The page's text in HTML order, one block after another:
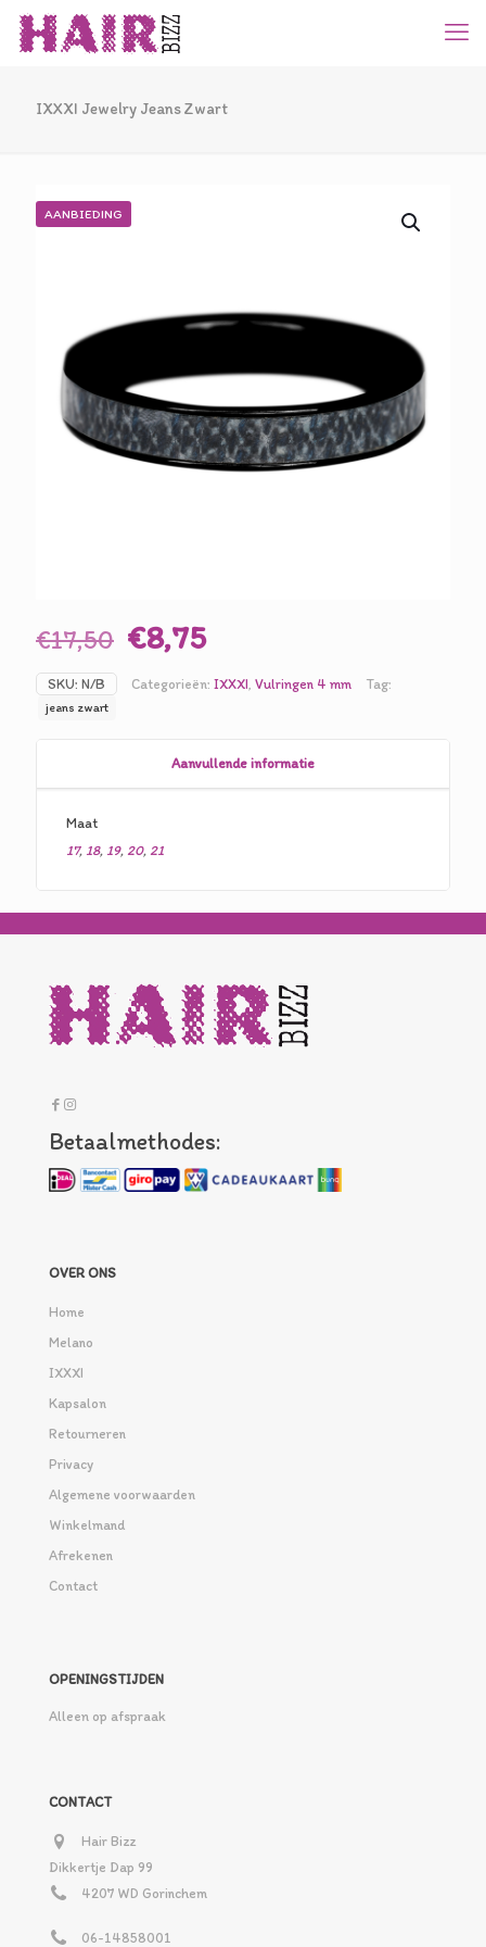
IXXXI Jewelry Jeans Zwart
AANBIEDING
€17,50 Oorspronkelijke
prijs
was:
€8,75Huidige
prijs
is:
SKU: N/B Categorieën: IXXXI, Vulringen 4 mm Tag:
jeans zwart
Aanvullende informatie
Maat
17, 18, 19, 20, 21
Betaalmethodes:
OVER ONS
Home
Melano
IXXXI
Kapsalon
Retourneren
Privacy
Algemene voorwaarden
Winkelmand
Afrekenen
Contact
OPENINGSTIJDEN
Alleen op afspraak
CONTACT
Hair Bizz
Dikkertje Dap 99
4207 WD Gorinchem
06-14858001